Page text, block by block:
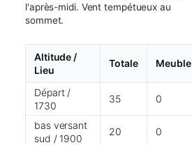
l'après-midi. Vent tempétueux au
sommet.
Altitude /
Lieu
Totale Meuble
Départ /
1730
35 0
bas versant
sud / 1900
20 0